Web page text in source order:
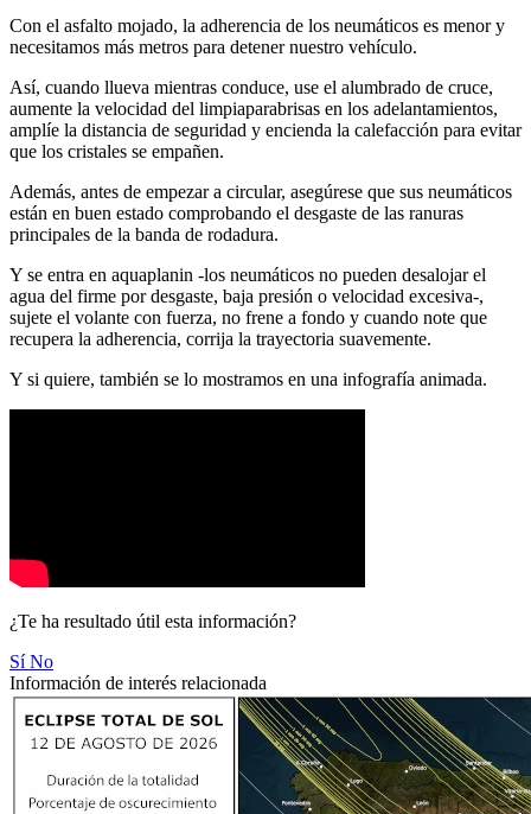
Con el asfalto mojado, la adherencia de los neumáticos es menor y
necesitamos más metros para detener nuestro vehículo.
Así, cuando llueva mientras conduce, use el alumbrado de cruce,
aumente la velocidad del limpiaparabrisas en los adelantamientos,
amplíe la distancia de seguridad y encienda la calefacción para evitar
que los cristales se empañen.
Además, antes de empezar a circular, asegúrese que sus neumáticos
están en buen estado comprobando el desgaste de las ranuras
principales de la banda de rodadura.
Y se entra en aquaplanin -los neumáticos no pueden desalojar el
agua del firme por desgaste, baja presión o velocidad excesiva-,
sujete el volante con fuerza, no frene a fondo y cuando note que
recupera la adherencia, corrija la trayectoria suavemente.
Y si quiere, también se lo mostramos en una infografía animada.
¿Te ha resultado útil esta información?
SíNo
Información de interés relacionada